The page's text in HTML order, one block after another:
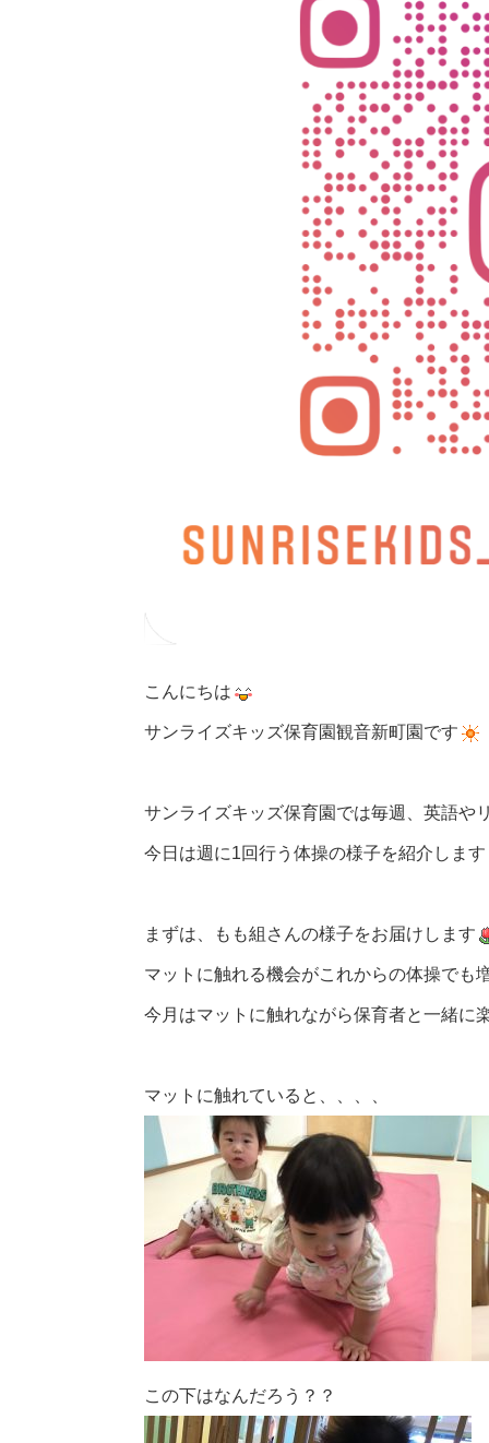
こんにちは
サンライズキッズ保育園観音新町園です
サンライズキッズ保育園では毎週、英語や
今日は週に1回行う体操の様子を紹介します
まずは、もも組さんの様子をお届けします
マットに触れる機会がこれからの体操でも
今月はマットに触れながら保育者と一緒に
マットに触れていると、、、、
この下はなんだろう？？